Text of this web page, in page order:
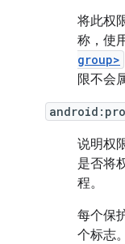
将此权
称，使
group>
限不会
说明权
是否将
程。
每个保
个标志